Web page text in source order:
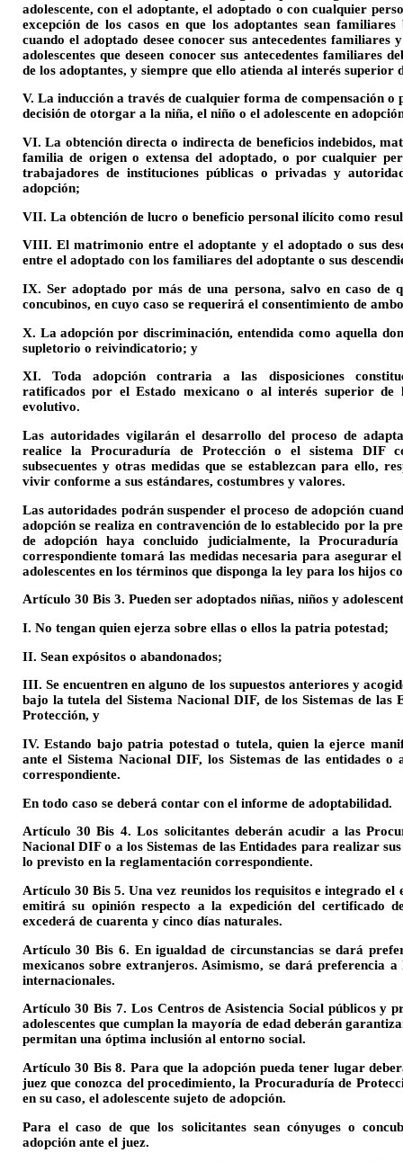
adolescente, con el adoptante, el adoptado o con cualquier
excepción de los casos en que los adoptantes sean
cuando el adoptado desee conocer sus antecedentes familiares
adolescentes que deseen conocer sus antecedentes familiares
de los adoptantes, y siempre que ello atienda al interés superior
V. La inducción a través de cualquier forma de compensación
decisión de otorgar a la niña, el niño o el adolescente en
VI. La obtención directa o indirecta de beneficios indebidos,
familia de origen o extensa del adoptado, o por cualquier
trabajadores de instituciones públicas o privadas y
adopción;
VII. La obtención de lucro o beneficio personal ilícito como
VIII. El matrimonio entre el adoptante y el adoptado o sus
entre el adoptado con los familiares del adoptante o sus
IX. Ser adoptado por más de una persona, salvo en caso de
concubinos, en cuyo caso se requerirá el consentimiento de
X. La adopción por discriminación, entendida como aquella
supletorio o reivindicatorio; y
XI. Toda adopción contraria a las disposiciones
ratificados por el Estado mexicano o al interés superior de
evolutivo.
Las autoridades vigilarán el desarrollo del proceso de
realice la Procuraduría de Protección o el sistema DIF
subsecuentes y otras medidas que se establezcan para ello,
vivir conforme a sus estándares, costumbres y valores.
Las autoridades podrán suspender el proceso de adopción
adopción se realiza en contravención de lo establecido por la
de adopción haya concluido judicialmente, la
correspondiente tomará las medidas necesaria para asegurar
adolescentes en los términos que disponga la ley para los hijos
Artículo 30 Bis 3. Pueden ser adoptados niñas, niños y
I. No tengan quien ejerza sobre ellas o ellos la patria potestad;
II. Sean expósitos o abandonados;
III. Se encuentren en alguno de los supuestos anteriores y
bajo la tutela del Sistema Nacional DIF, de los Sistemas de las
Protección, y
IV. Estando bajo patria potestad o tutela, quien la ejerce
ante el Sistema Nacional DIF, los Sistemas de las entidades
correspondiente.
En todo caso se deberá contar con el informe de adoptabilidad.
Artículo 30 Bis 4. Los solicitantes deberán acudir a las
Nacional DIF o a los Sistemas de las Entidades para realizar
lo previsto en la reglamentación correspondiente.
Artículo 30 Bis 5. Una vez reunidos los requisitos e integrado el
emitirá su opinión respecto a la expedición del certificado
excederá de cuarenta y cinco días naturales.
Artículo 30 Bis 6. En igualdad de circunstancias se dará
mexicanos sobre extranjeros. Asimismo, se dará preferencia a
internacionales.
Artículo 30 Bis 7. Los Centros de Asistencia Social públicos y
adolescentes que cumplan la mayoría de edad deberán
permitan una óptima inclusión al entorno social.
Artículo 30 Bis 8. Para que la adopción pueda tener lugar
juez que conozca del procedimiento, la Procuraduría de
en su caso, el adolescente sujeto de adopción.
Para el caso de que los solicitantes sean cónyuges o
adopción ante el juez.